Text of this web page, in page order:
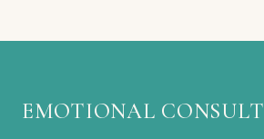
EMOTIONAL CONSULT